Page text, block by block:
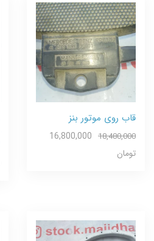
قاب روی موتور بنز
18,480,000
16,800,000
تومان